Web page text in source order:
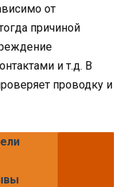
от
причиной
и т.д. В
проводку и